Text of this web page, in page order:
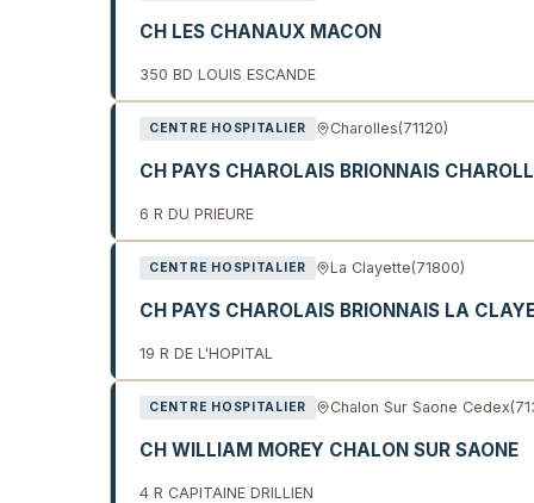
CH LES CHANAUX MACON
350 BD LOUIS ESCANDE
CENTRE HOSPITALIER Charolles(71120)
CH PAYS CHAROLAIS BRIONNAIS
6 R DU PRIEURE
CENTRE HOSPITALIER La Clayette(71800)
CH PAYS CHAROLAIS BRIONNAIS LA
19 R DE L'HOPITAL
CENTRE HOSPITALIER Chalon Sur Saone Cedex
CH WILLIAM MOREY CHALON SUR SAONE
4 R CAPITAINE DRILLIEN